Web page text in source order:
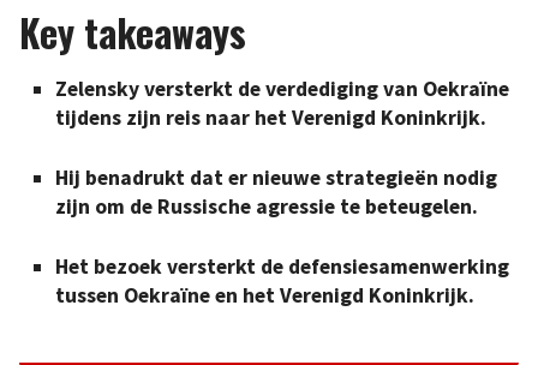
Key takeaways
Zelensky versterkt de verdediging van Oekraïne
tijdens zijn reis naar het Verenigd Koninkrijk.
Hij benadrukt dat er nieuwe strategieën nodig
zijn om de Russische agressie te beteugelen.
Het bezoek versterkt de defensiesamenwerking
tussen Oekraïne en het Verenigd Koninkrijk.